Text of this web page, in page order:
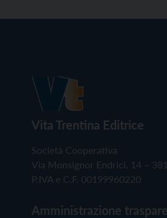
Vita Trentina Editrice
Società Cooperativa
Via Monsignor Endrici, 14 –
P.IVA e C.F. 00199960220
Amministrazione